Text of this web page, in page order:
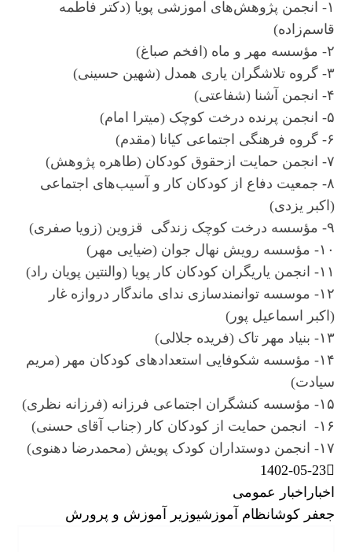
۱- انجمن پژوهش‌های آموزشی پویا (دکتر فاطمه
قاسم‌زاده)
۲- مؤسسه مهر و ماه (افخم صباغ)
۳- گروه تلاشگران یاری همدل (شهین حسینی)
۴- انجمن آشنا (شفاعتی)
۵- انجمن پرنده درخت کوچک (میترا امام)
۶- گروه فرهنگی اجتماعی کیانا (مقدم)
۷- انجمن حمایت ازحقوق کودکان (طاهره پژوهش)
۸- جمعیت دفاع از کودکان کار و آسیب‌های اجتماعی
(اکبر یزدی)
۹- مؤسسه درخت کوچک زندگی قزوین (زویا صفری)
۱۰- مؤسسه رویش نهال جوان (ضیایی مهر)
۱۱- انجمن یاریگران کودکان کار پویا (والنتین پویان راد)
۱۲- موسسه توانمندسازی ندای ماندگار دروازه غار
(اکبر اسماعیل پور)
۱۳- بنیاد مهر تاک (فریده جلالی)
۱۴- مؤسسه شکوفایی استعدادهای کودکان مهر (مریم
سیادت)
۱۵- مؤسسه کنشگران اجتماعی فرزانه (فرزانه نظری)
۱۶- انجمن حمایت از کودکان کار (جناب آقای حسنی)
۱۷- انجمن دوستداران کودک پویش (محمدرضا دهنوی)
1402-05-23
اخبار اخبار عمومی
جعفر کوشانظام آموزشیوزیر آموزش و پرورش